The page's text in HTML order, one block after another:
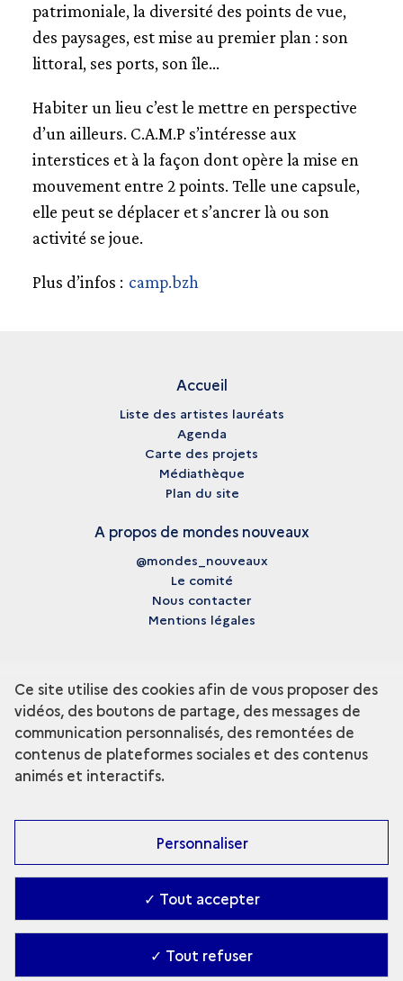
patrimoniale, la diversité des points de vue,
des paysages, est mise au premier plan : son
littoral, ses ports, son île…
Habiter un lieu c’est le mettre en perspective
d’un ailleurs. C.A.M.P s’intéresse aux
interstices et à la façon dont opère la mise en
mouvement entre 2 points. Telle une capsule,
elle peut se déplacer et s’ancrer là ou son
activité se joue.
Plus d’infos : camp.bzh
Accueil
Liste des artistes lauréats
Agenda
Carte des projets
Médiathèque
Plan du site
A propos de mondes nouveaux
@mondes_nouveaux
Le comité
Nous contacter
Mentions légales
Accessibilité : partiellement conforme
Gestion des cookies
- Ministère de la Culture
Ce site utilise des cookies afin de vous proposer des
vidéos, des boutons de partage, des messages de
communication personnalisés, des remontées de
contenus de plateformes sociales et des contenus
animés et interactifs.
Personnaliser
✓ Tout accepter
✓ Tout refuser